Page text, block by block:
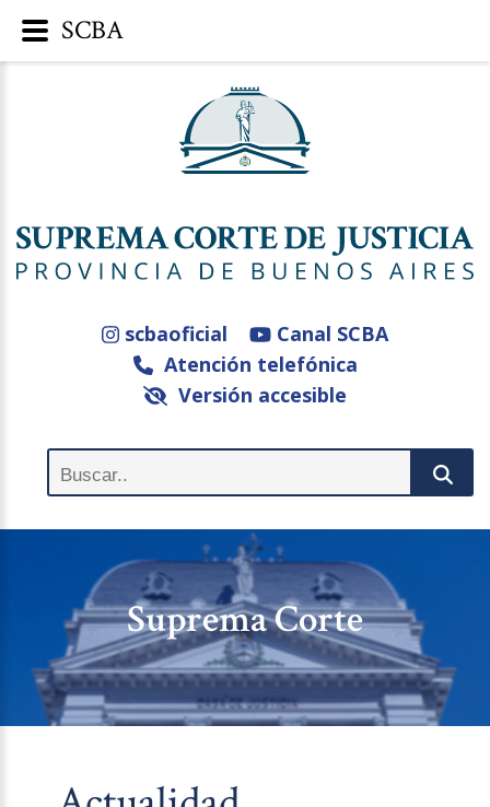
scbaoficial
Canal SCBA
Atención telefónica
Versión accesible
Suprema Corte
SCBA